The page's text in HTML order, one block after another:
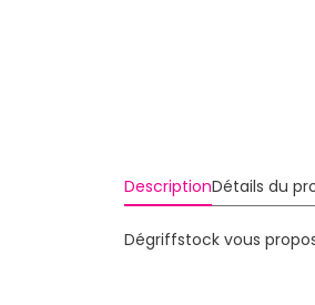
DescriptionDétails du
Dégriffstock vous